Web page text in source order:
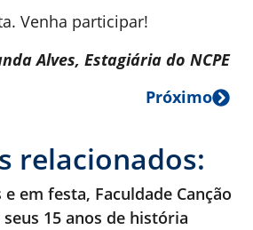
Venha participar!
Alves, Estagiária do NCPE
Próximo
relacionados:
em festa, Faculdade Canção
15 anos de história